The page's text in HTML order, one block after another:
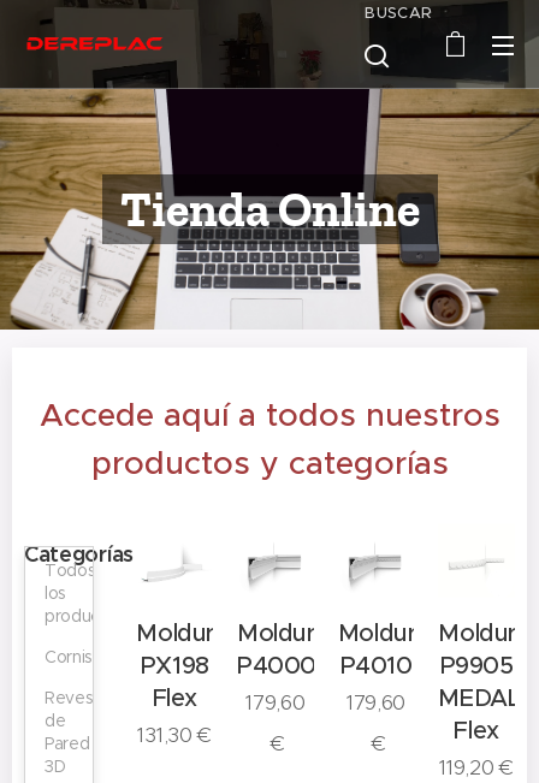
BUSCAR
Tienda Online
Accede aquí a todos nuestros
productos y categorías
Categorías
Todos
los
productos
Cornisas
Revestimiento
de
Pared
3D
Moldura
PX198
Flex
131,30€
Moldura
P4000
179,60
€
Moldura
P4010
179,60
€
Moldura
P9905
Flex
119,20€